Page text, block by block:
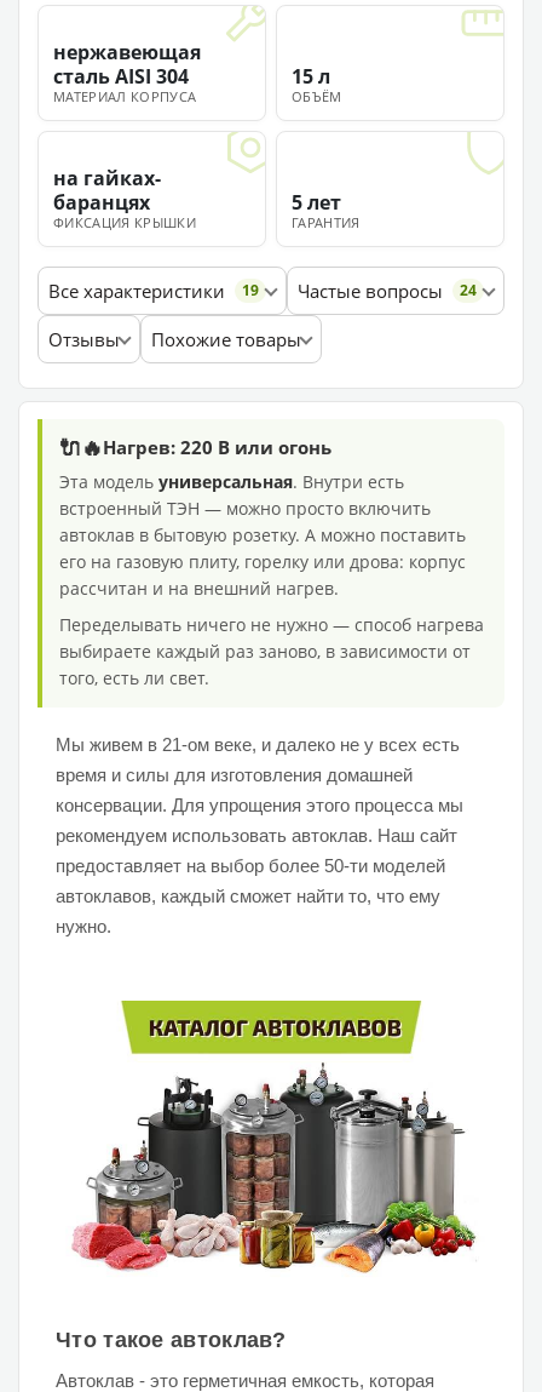
МАТЕРИАЛ КОРПУСА
нержавеющая
сталь AISI 304
ОБЪЁМ
15 л
ФИКСАЦИЯ КРЫШКИ
на гайках-
баранцях
ГАРАНТИЯ
5 лет
Все характеристики 19 Частые вопросы 24
Отзывы Похожие товары
🔌🔥Нагрев: 220 В или огонь
Эта модель универсальная. Внутри есть
встроенный ТЭН — можно просто включить
автоклав в бытовую розетку. А можно поставить
его на газовую плиту, горелку или дрова: корпус
рассчитан и на внешний нагрев.
Переделывать ничего не нужно — способ нагрева
выбираете каждый раз заново, в зависимости от
того, есть ли свет.
Мы живем в 21-ом веке, и далеко не у всех есть
время и силы для изготовления домашней
консервации. Для упрощения этого процесса мы
рекомендуем использовать автоклав. Наш сайт
предоставляет на выбор более 50-ти моделей
автоклавов, каждый сможет найти то, что ему
нужно.
Что такое автоклав?
Автоклав - это герметичная емкость, которая